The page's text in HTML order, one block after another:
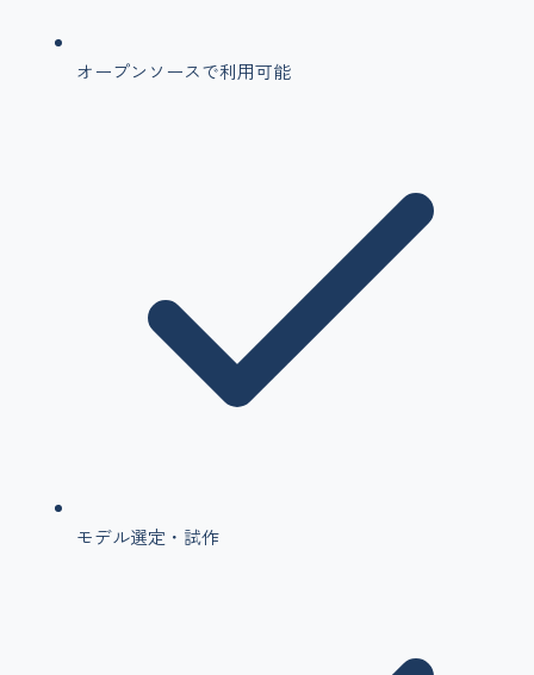
オープンソースで利用可能
モデル選定・試作